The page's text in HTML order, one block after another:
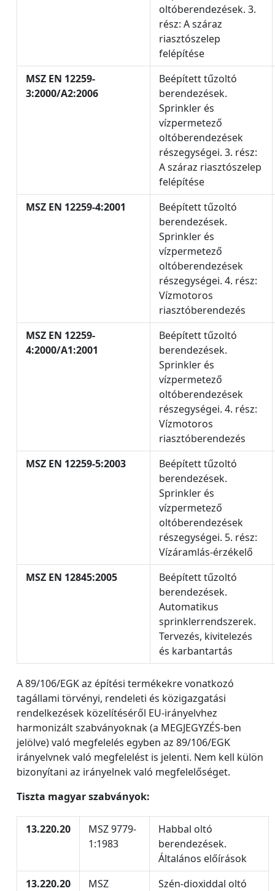
oltóberendezések. 3.
rész: A száraz
riasztószelep
felépítése
MSZ EN 12259-
3:2000/A2:2006
Beépített tűzoltó
berendezések.
Sprinkler és
vízpermetező
oltóberendezések
részegységei. 3. rész:
A száraz riasztószelep
felépítése
MSZ EN 12259-4:2001
Beépített tűzoltó
berendezések.
Sprinkler és
vízpermetező
oltóberendezések
részegységei. 4. rész:
Vízmotoros
riasztóberendezés
MSZ EN 12259-
4:2000/A1:2001
Beépített tűzoltó
berendezések.
Sprinkler és
vízpermetező
oltóberendezések
részegységei. 4. rész:
Vízmotoros
riasztóberendezés
MSZ EN 12259-5:2003
Beépített tűzoltó
berendezések.
Sprinkler és
vízpermetező
oltóberendezések
részegységei. 5. rész:
Vízáramlás-érzékelő
MSZ EN 12845:2005
Beépített tűzoltó
berendezések.
Automatikus
sprinklerrendszerek.
Tervezés, kivitelezés
és karbantartás
A 89/106/EGK az építési termékekre vonatkozó
tagállami törvényi, rendeleti és közigazgatási
rendelkezések közelítéséről EU-irányelvhez
harmonizált szabványoknak (a MEGJEGYZÉS-ben
jelölve) való megfelelés egyben az 89/106/EGK
irányelvnek való megfelelést is jelenti. Nem kell külön
bizonyítani az irányelnek való megfelelőséget.
Tiszta magyar szabványok:
13.220.20
MSZ 9779-
1:1983
Habbal oltó
berendezések.
Általános előírások
13.220.20
MSZ
Szén-dioxiddal oltó